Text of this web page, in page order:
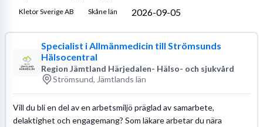
Kletor Sverige AB Skåne län 2026-09-05
Specialist i Allmänmedicin till Strömsunds
Hälsocentral
Region Jämtland Härjedalen- Hälso- och sjukvård
Strömsund, Jämtlands län
Vill du bli en del av en arbetsmiljö präglad av samarbete,
delaktighet och engagemang? Som läkare arbetar du nära